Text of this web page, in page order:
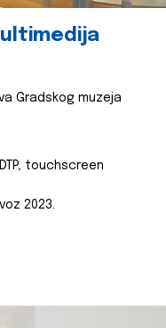
Gradskog muzeja
touchscreen
2023.